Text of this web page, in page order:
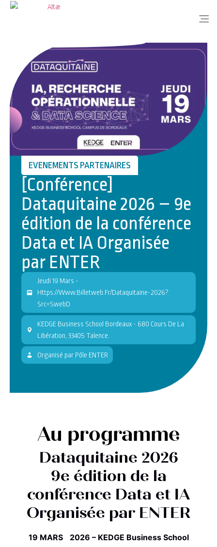
EVENEMENTS PARTENAIRES
[Conférence]
Dataquitaine 2026 – 9e
édition de la conférence
Data et IA Organisée
par ENTER
Jeudi 19 Mars -
Https://www.billetweb.fr/dataquitaine-2026?
Src=swebD
KEDGE Business School Bordeaux - 680 Cours De La
Libération, 33405 Talence.
Organisé parPôle ENTER
Au programme
Dataquitaine 2026
9e édition de la
conférence Data et IA
Organisée par ENTER
19 MARS 2026 – KEDGE Business School